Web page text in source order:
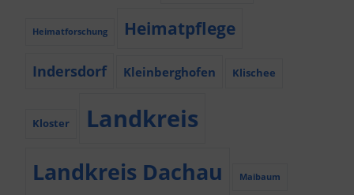
Heimatforschung Heimatpflege
Indersdorf Kleinberghofen Klischee
Kloster Landkreis
Landkreis Dachau Maibaum